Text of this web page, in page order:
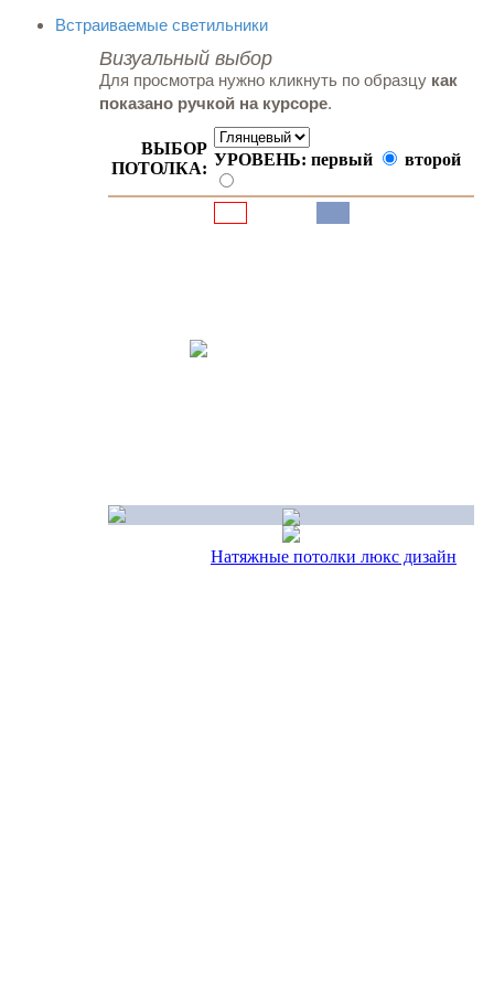
Встраиваемые светильники
Визуальный выбор
Для просмотра нужно кликнуть по образцу как
показано ручкой на курсоре.